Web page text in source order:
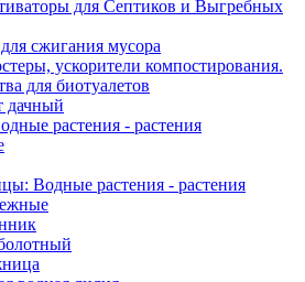
для Септиков и Выгребных
сжигания мусора
ускорители компостирования.
для биотуалетов
дачный
растения - растения
Водные растения - растения